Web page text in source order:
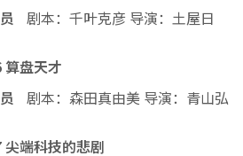
剧本：千叶克彦 导演：土屋日
算盘天才
剧本：森田真由美 导演：青山弘
尖端科技的悲剧